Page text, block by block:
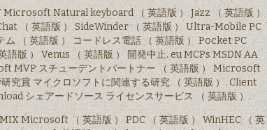
Natural keyboard （ 英語版 ） Jazz （ 英語版 ）
（ 英語版 ） SideWinder （ 英語版 ） Ultra-Mobile PC
（ 英語版 ） コードレス電話 （ 英語版 ） Pocket PC
版 ） Venus （ 英語版 ） 開発中止. eu MCPs MSDN AA
MVP スチューデントパートナー （ 英語版 ） Microsoft
究賞 マイクロソフトに関連する研究 （ 英語版 ）. Client
シェアードソース ライセンスサービス （ 英語版 ）.
Microsoft （ 英語版 ） PDC （ 英語版 ） WinHEC （ 英